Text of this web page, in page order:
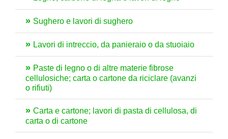
Sughero e lavori di sughero
Lavori di intreccio, da panieraio o da stuoiaio
Paste di legno o di altre materie fibrose
cellulosiche; carta o cartone da riciclare (avanzi
o rifiuti)
Carta e cartone; lavori di pasta di cellulosa, di
carta o di cartone